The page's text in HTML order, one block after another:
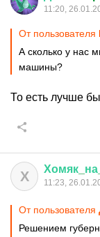
11:20,
От пользователя
А сколько у нас
машины?
То есть лучше
Х Хомяк на
11:23,
От пользователя
Решением